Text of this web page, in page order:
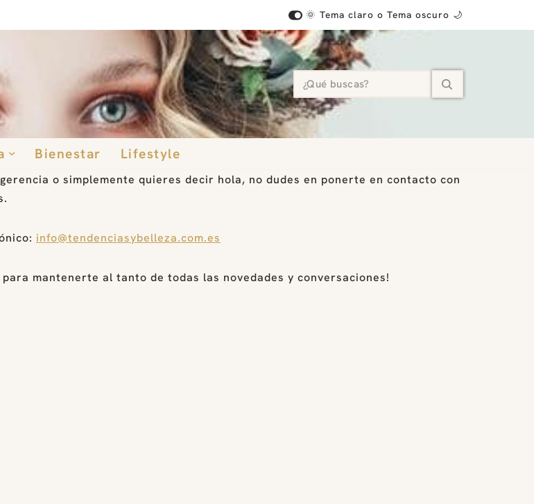
🌞 Tema claro o Tema oscuro 🌙
Bienestar Lifestyle
o simplemente quieres decir hola, no dudes en ponerte en contacto con
info@tendenciasybelleza.com.es
mantenerte al tanto de todas las novedades y conversaciones!